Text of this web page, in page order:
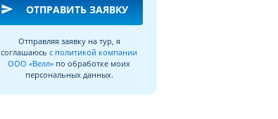
send ОТПРАВИТЬ ЗАЯВКУ
Отправляя заявку на тур, я
соглашаюсь с политикой компании
ООО «Велл» по обработке моих
персональных данных.